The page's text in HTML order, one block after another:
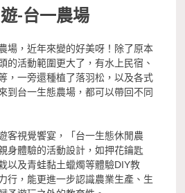
-台一農場
場，近年來變的好美呀！除了原本
的活動範圍更大了，有水上民宿、
，一旁還種植了落羽松，以及各式
到台一生態農場，都可以帶回不同
客視覺饗宴，「台一生態休閒農
身體驗的活動設計，如押花鑰匙
以及青蛙黏土蠟燭等體驗DIY教
行，能更進一步認識農業生產、生